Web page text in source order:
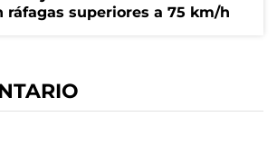
ráfagas superiores a 75 km/h